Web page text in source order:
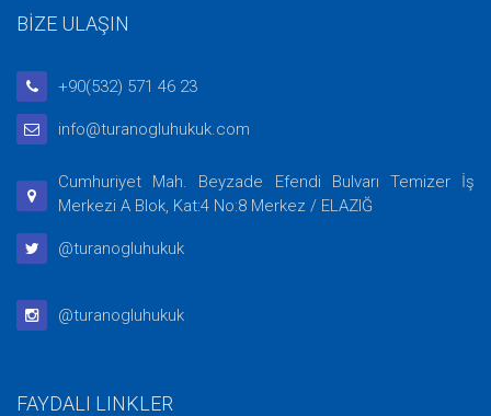
BİZE ULAŞIN
+90(532) 571 46 23
info@turanogluhukuk.com
Cumhuriyet Mah. Beyzade Efendi Bulvarı Temizer İş
Merkezi A Blok, Kat:4 No:8 Merkez / ELAZIĞ
@turanogluhukuk
@turanogluhukuk
FAYDALI LINKLER